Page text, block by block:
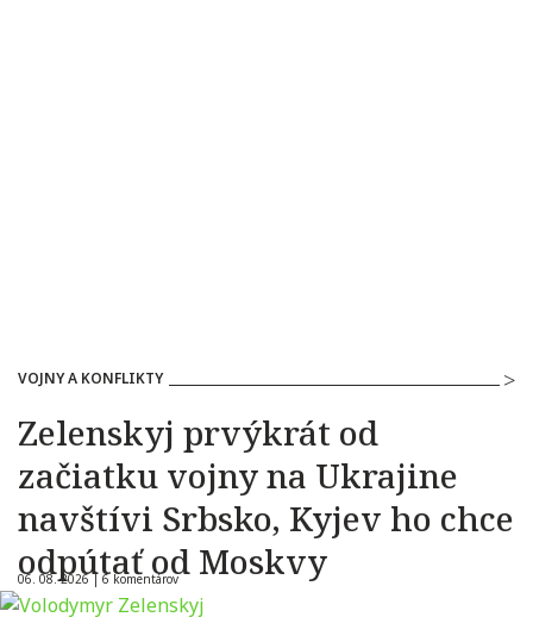
VOJNY A KONFLIKTY
Zelenskyj prvýkrát od
začiatku vojny na Ukrajine
navštívi Srbsko, Kyjev ho chce
odpútať od Moskvy
06. 08. 2026 | 6 komentárov